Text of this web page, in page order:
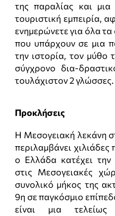
της παραλίας και μια
τουριστική εμπειρία,
ενημερώνετε για όλα
που υπάρχουν σε μια
την ιστορία, τον μύθο
σύγχρονο δια-
τουλάχιστον 2 γλώσσες.
Προκλήσεις
Η Μεσογειακή λεκάνη
περιλαμβάνει
ο Ελλάδα κατέχει
στις Μεσογειακές
συνολικό μήκος της
9η σε παγκόσμιο
είναι μια